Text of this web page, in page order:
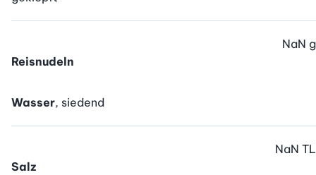
Reisnudeln
NaN g
Wasser, siedend
Salz
NaN TL